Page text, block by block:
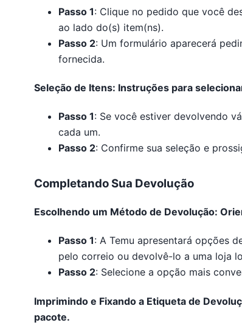
Passo 1: Clique no pedido que você
ao lado do(s) item(ns).
Passo 2: Um formulário aparecerá
fornecida.
Seleção de Itens: Instruções para
Passo 1: Se você estiver devolvendo
cada um.
Passo 2: Confirme sua seleção e
Completando Sua Devolução
Escolhendo um Método de Devolução:
Passo 1: A Temu apresentará opções
pelo correio ou devolvê-lo a uma loja
Passo 2: Selecione a opção mais
Imprimindo e Fixando a Etiqueta de
pacote.